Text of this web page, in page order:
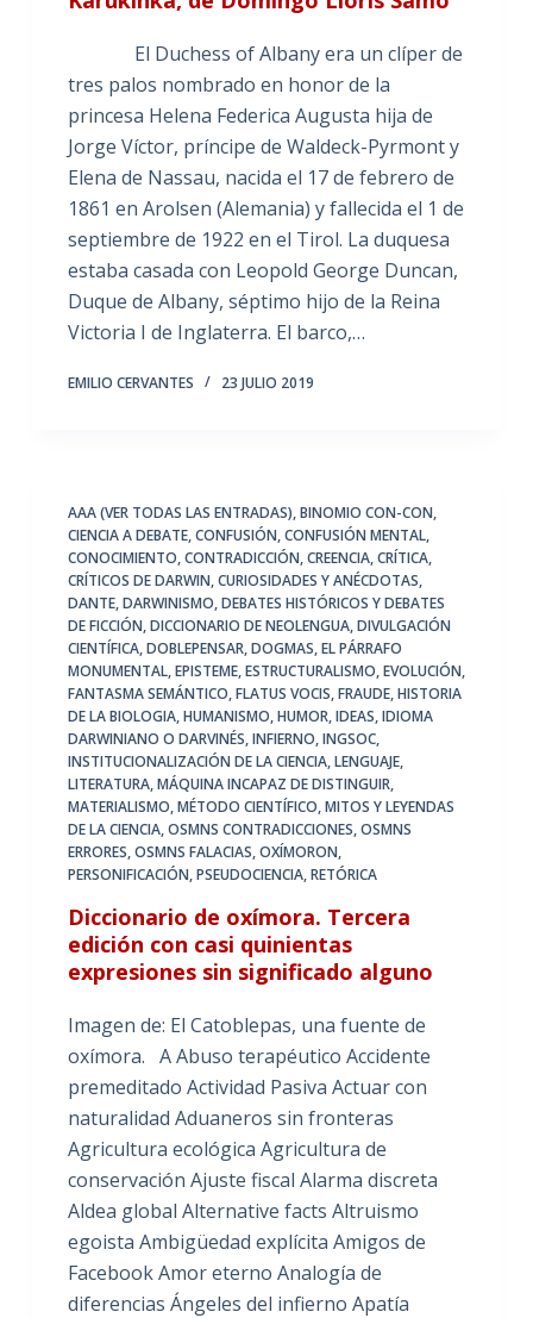
El Duchess of Albany era un clíper de
tres palos nombrado en honor de la
princesa Helena Federica Augusta hija de
Jorge Víctor, príncipe de Waldeck-Pyrmont y
Elena de Nassau, nacida el 17 de febrero de
1861 en Arolsen (Alemania) y fallecida el 1 de
septiembre de 1922 en el Tirol. La duquesa
estaba casada con Leopold George Duncan,
Duque de Albany, séptimo hijo de la Reina
Victoria I de Inglaterra. El barco,…
EMILIO CERVANTES 23 JULIO 2019
AAA (VER TODAS LAS ENTRADAS),BINOMIO CON-CON,
CIENCIA A DEBATE,CONFUSIÓN,CONFUSIÓN MENTAL,
CONOCIMIENTO,CONTRADICCIÓN,CREENCIA,CRÍTICA,
CRÍTICOS DE DARWIN,CURIOSIDADES Y ANÉCDOTAS,
DANTE,DARWINISMO,DEBATES HISTÓRICOS Y DEBATES
DE FICCIÓN,DICCIONARIO DE NEOLENGUA,DIVULGACIÓN
CIENTÍFICA,DOBLEPENSAR,DOGMAS,EL PÁRRAFO
MONUMENTAL,EPISTEME,ESTRUCTURALISMO,EVOLUCIÓN,
FANTASMA SEMÁNTICO,FLATUS VOCIS,FRAUDE,HISTORIA
DE LA BIOLOGIA,HUMANISMO,HUMOR,IDEAS,IDIOMA
DARWINIANO O DARVINÉS,INFIERNO,INGSOC,
INSTITUCIONALIZACIÓN DE LA CIENCIA,LENGUAJE,
LITERATURA,MÁQUINA INCAPAZ DE DISTINGUIR,
MATERIALISMO,MÉTODO CIENTÍFICO,MITOS Y LEYENDAS
DE LA CIENCIA,OSMNS CONTRADICCIONES,OSMNS
ERRORES,OSMNS FALACIAS,OXÍMORON,
PERSONIFICACIÓN,PSEUDOCIENCIA,RETÓRICA
Diccionario de oxímora. Tercera
edición con casi quinientas
expresiones sin significado alguno
Imagen de: El Catoblepas, una fuente de
oxímora. A Abuso terapéutico Accidente
premeditado Actividad Pasiva Actuar con
naturalidad Aduaneros sin fronteras
Agricultura ecológica Agricultura de
conservación Ajuste fiscal Alarma discreta
Aldea global Alternative facts Altruismo
egoista Ambigüedad explícita Amigos de
Facebook Amor eterno Analogía de
diferencias Ángeles del infierno Apatía